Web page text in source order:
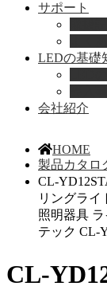
サポート
LEDの基礎
会社紹介
HOME
製品カタロ
CL-
リングライ
照明器具
テック CL-
CL-